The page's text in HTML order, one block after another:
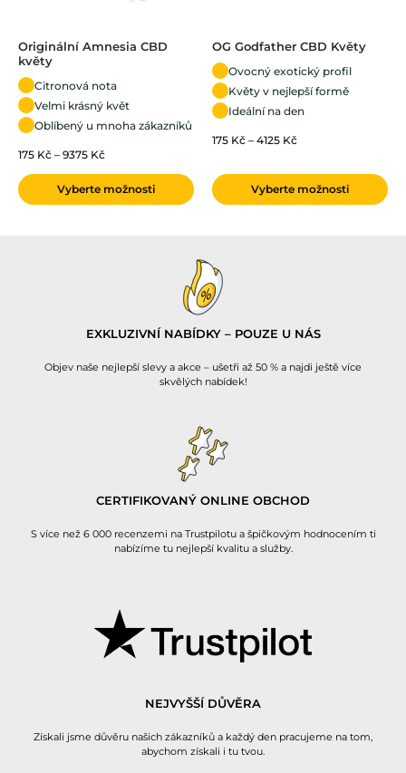
Originální Amnesia CBD
květy
Citronová nota
Velmi krásný květ
Oblíbený u mnoha zákazníků
175 Kč – 9375 Kč
Vyberte možnosti
OG Godfather CBD Květy
Ovocný exotický profil
Květy v nejlepší formě
Ideální na den
175 Kč – 4125 Kč
Vyberte možnosti
EXKLUZIVNÍ NABÍDKY – POUZE U NÁS
Objev naše nejlepší slevy a akce – ušetři až 50 % a najdi ještě více
skvělých nabídek!
CERTIFIKOVANÝ ONLINE OBCHOD
S více než 6 000 recenzemi na Trustpilotu a špičkovým hodnocením ti
nabízíme tu nejlepší kvalitu a služby.
NEJVYŠŠÍ DŮVĚRA
Získali jsme důvěru našich zákazníků a každý den pracujeme na tom,
abychom získali i tu tvou.